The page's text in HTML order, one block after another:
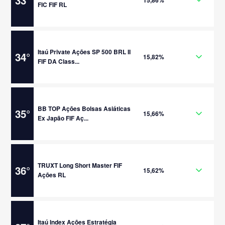
FIC FIF RL
34°
Itaú Private Ações SP 500 BRL II
FIF DA Class...
15,82%
35°
BB TOP Ações Bolsas Asiáticas
Ex Japão FIF Aç...
15,66%
36°
TRUXT Long Short Master FIF
Ações RL
15,62%
Itaú Index Ações Estratégia